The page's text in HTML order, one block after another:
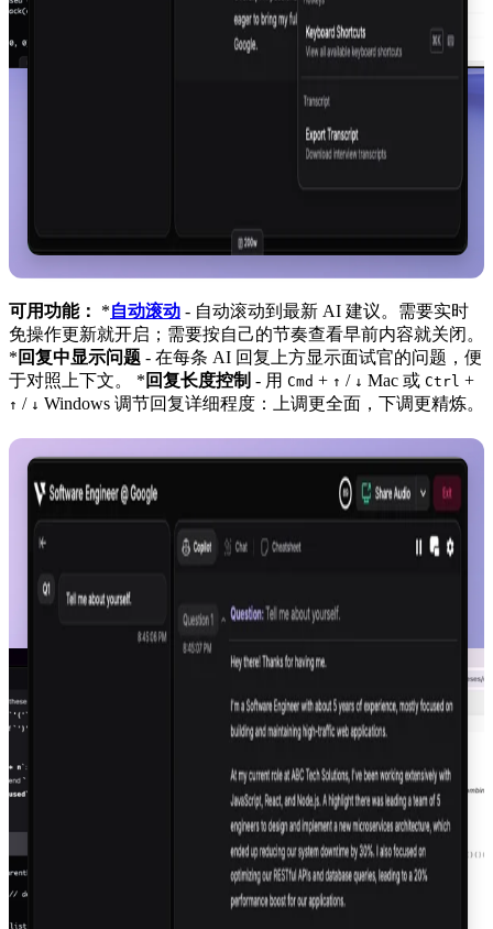
可用功能： *自动滚动 - 自动滚动到最新 AI 建议。需要实时
免操作更新就开启；需要按自己的节奏查看早前内容就关闭。
* 回复中显示问题 - 在每条 AI 回复上方显示面试官的问题，便
于对照上下文。 * 回复长度控制 - 用 Cmd + ↑ / ↓ Mac 或 Ctrl +
↑ / ↓ Windows 调节回复详细程度：上调更全面，下调更精炼。